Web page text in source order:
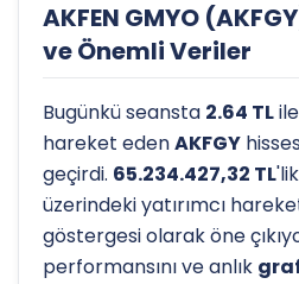
AKFEN GMYO
ve Önemli Veriler
Bugünkü seansta 2.64 TLile
hareket edenAKFGY
geçirdi. 65.234.427,32 TL
üzerindeki yatırımcı
göstergesi olarak öne
performansını ve anlık